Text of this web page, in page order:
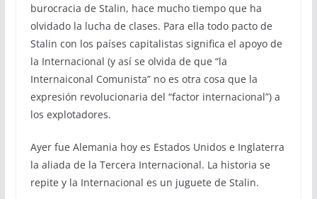
burocracia de Stalin, hace mucho tiempo que ha
olvidado la lucha de clases. Para ella todo pacto de
Stalin con los países capitalistas significa el apoyo de
la Internacional (y así se olvida de que “la
Internaiconal Comunista” no es otra cosa que la
expresión revolucionaria del “factor internacional”) a
los explotadores.
Ayer fue Alemania hoy es Estados Unidos e Inglaterra
la aliada de la Tercera Internacional. La historia se
repite y la Internacional es un juguete de Stalin.